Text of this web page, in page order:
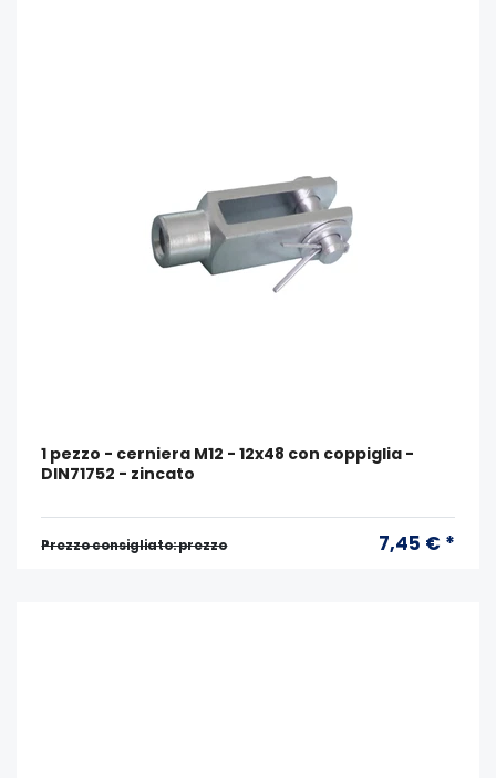
1 pezzo - cerniera M12 - 12x48 con coppiglia -
DIN71752 - zincato
Prezzo consigliato: prezzo 7,45 € *